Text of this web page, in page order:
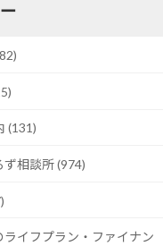
(131)
ず相談所 (974)
ライフプラン・ファイナン